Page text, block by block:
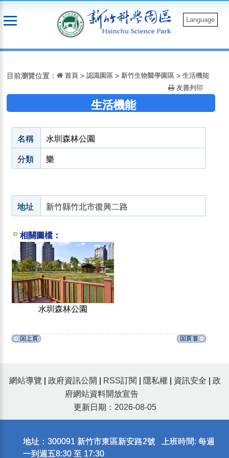
到
Language
目前瀏覽位置： 首頁 >認識園區 >新竹生物醫學園區 >生活機能
友善列印
生活機能
名稱 水圳森林公園
分類 樂
地址 新竹縣竹北市復興二路
相關圖檔：
水圳森林公園
網站導覽 政府資訊公開 RSS訂閱 隱私權 資訊安全
政
府網站資料開放宣告
更新日期：2026-08-05
地址：300091 新竹市東區新安路2號 上班時間: 每週
一到週五8:30 至 17:30